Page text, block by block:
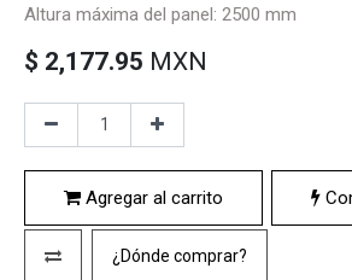
Altura máxima del panel: 2500 mm
$ 2,177.95 MXN
Agregar al carrito
¿Dónde comprar?